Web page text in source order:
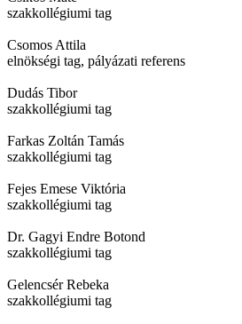
szakkollégiumi tag
Csomos Attila
elnökségi tag, pályázati referens
Dudás Tibor
szakkollégiumi tag
Farkas Zoltán Tamás
szakkollégiumi tag
Fejes Emese Viktória
szakkollégiumi tag
Dr. Gagyi Endre Botond
szakkollégiumi tag
Gelencsér Rebeka
szakkollégiumi tag